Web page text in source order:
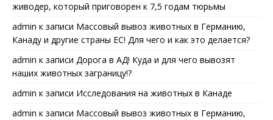
живодер, который приговорен к 7,5 годам тюрьмы
admin к записи Массовый вывоз животных в Германию,
Канаду и другие страны ЕС! Для чего и как это делается?
admin к записи Дорога в АД! Куда и для чего вывозят
наших животных заграницу!?
admin к записи Исследования на животных в Канаде
admin к записи Массовый вывоз животных в Германию,